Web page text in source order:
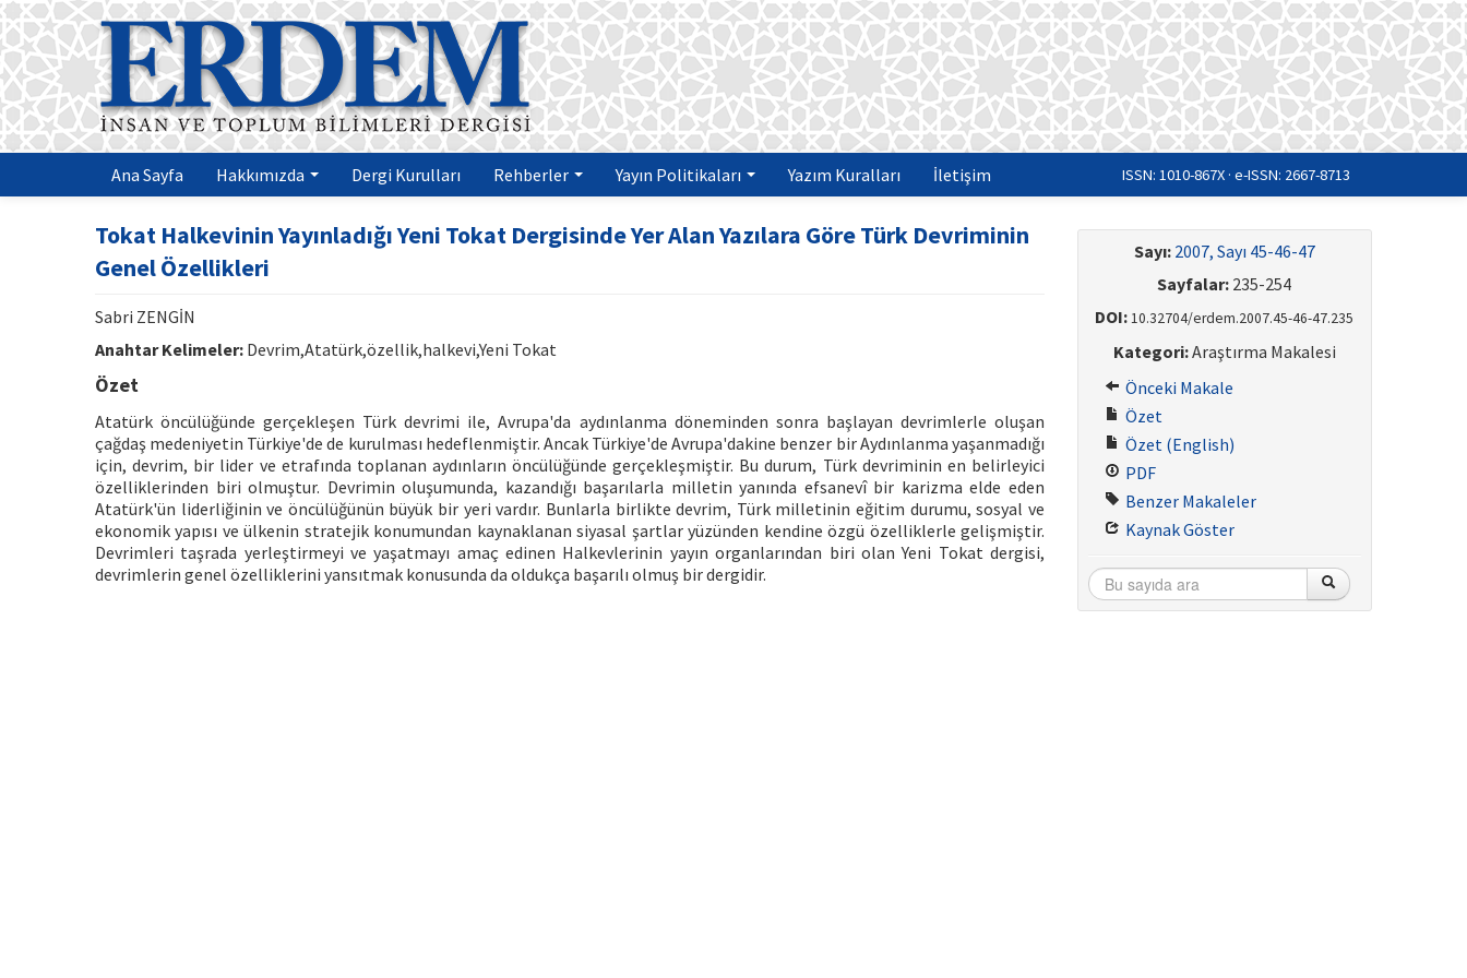
Ana Sayfa Hakkımızda Dergi Kurulları Rehberler Yayın Politikaları Yazım Kuralları İletişim ISSN: 1010-867X · e-ISSN: 2667-8713
Tokat Halkevinin Yayınladığı Yeni Tokat Dergisinde Yer Alan Yazılara Göre Türk Devriminin
Genel Özellikleri
Sabri ZENGİN
Anahtar Kelimeler: Devrim,Atatürk,özellik,halkevi,Yeni Tokat
Özet
Atatürk öncülüğünde gerçekleşen Türk devrimi ile, Avrupa'da aydınlanma döneminden sonra başlayan devrimlerle oluşan
çağdaş medeniyetin Türkiye'de de kurulması hedeflenmiştir. Ancak Türkiye'de Avrupa'dakine benzer bir Aydınlanma yaşanmadığı
için, devrim, bir lider ve etrafında toplanan aydınların öncülüğünde gerçekleşmiştir. Bu durum, Türk devriminin en belirleyici
özelliklerinden biri olmuştur. Devrimin oluşumunda, kazandığı başarılarla milletin yanında efsanevî bir karizma elde eden
Atatürk'ün liderliğinin ve öncülüğünün büyük bir yeri vardır. Bunlarla birlikte devrim, Türk milletinin eğitim durumu, sosyal ve
ekonomik yapısı ve ülkenin stratejik konumundan kaynaklanan siyasal şartlar yüzünden kendine özgü özelliklerle gelişmiştir.
Devrimleri taşrada yerleştirmeyi ve yaşatmayı amaç edinen Halkevlerinin yayın organlarından biri olan Yeni Tokat dergisi,
devrimlerin genel özelliklerini yansıtmak konusunda da oldukça başarılı olmuş bir dergidir.
Sayı: 2007, Sayı 45-46-47
Sayfalar: 235-254
DOI: 10.32704/erdem.2007.45-46-47.235
Kategori:Araştırma Makalesi
Önceki Makale
Özet
Özet (English)
PDF
Benzer Makaleler
Kaynak Göster